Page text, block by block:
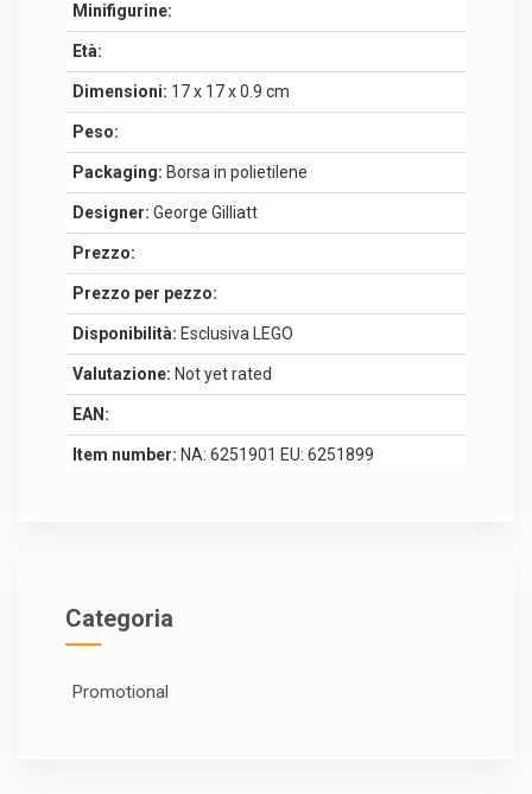
Minifigurine:
Età:
Dimensioni: 17 x 17 x 0.9 cm
Peso:
Packaging: Borsa in polietilene
Designer: George Gilliatt
Prezzo:
Prezzo per pezzo:
Disponibilità: Esclusiva LEGO
Valutazione: Not yet rated
EAN:
Item number: NA: 6251901 EU: 6251899
Categoria
Promotional